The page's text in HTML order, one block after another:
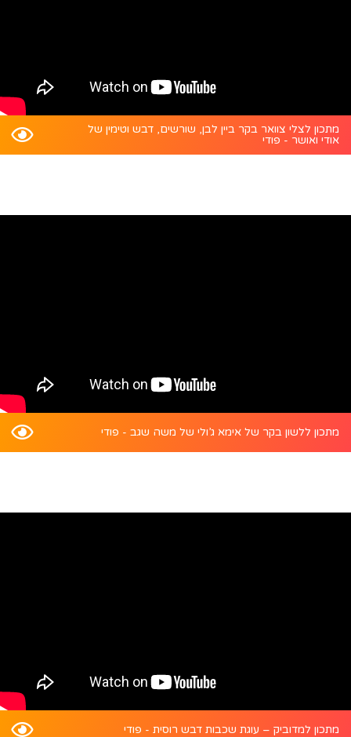
מתכון לצלי צוואר בקר ביין לבן, שורשים, דבש וטימין של
אודי ואושר - פודי
מתכון ללשון בקר של אימא ג’ולי של משה שגב - פודי
מתכון למדוביק – עוגת שכבות דבש רוסית - פודי